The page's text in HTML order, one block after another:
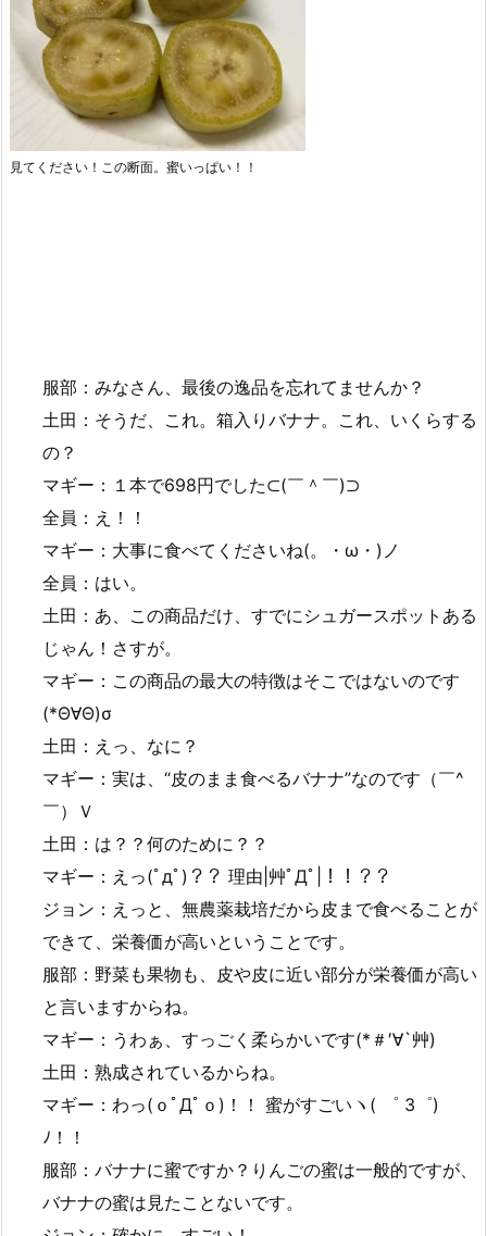
見てください！この断面。蜜いっぱい！！
服部：みなさん、最後の逸品を忘れてませんか？
土田：そうだ、これ。箱入りバナナ。これ、いくらする
の？
マギー：１本で698円でした⊂(￣＾￣)⊃
全員：え！！
マギー：大事に食べてくださいね(。・ω・)ノ
全員：はい。
土田：あ、この商品だけ、すでにシュガースポットある
じゃん！さすが。
マギー：この商品の最大の特徴はそこではないのです
(*Θ∀Θ)σ
土田：えっ、なに？
マギー：実は、“皮のまま食べるバナナ”なのです（￣^
￣）Ｖ
土田：は？？何のために？？
マギー：えっ(ﾟдﾟ)？？ 理由|艸ﾟДﾟ|！！？？
ジョン：えっと、無農薬栽培だから皮まで食べることが
できて、栄養価が高いということです。
服部：野菜も果物も、皮や皮に近い部分が栄養価が高い
と言いますからね。
マギー：うわぁ、すっごく柔らかいです(*＃′∀`艸)
土田：熟成されているからね。
マギー：わっ(ｏﾟДﾟｏ)！！ 蜜がすごいヽ( ゜ 3゜)
ﾉ！！
服部：バナナに蜜ですか？りんごの蜜は一般的ですが、
バナナの蜜は見たことないです。